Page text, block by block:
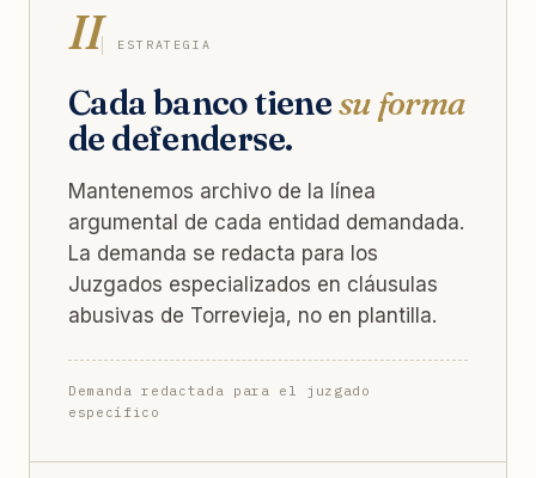
II ESTRATEGIA
Cada banco tienesu forma
de defenderse.
Mantenemos archivo de la línea
argumental de cada entidad demandada.
La demanda se redacta para los
Juzgados especializados en cláusulas
abusivas de Torrevieja, no en plantilla.
Demanda redactada para el juzgado
específico